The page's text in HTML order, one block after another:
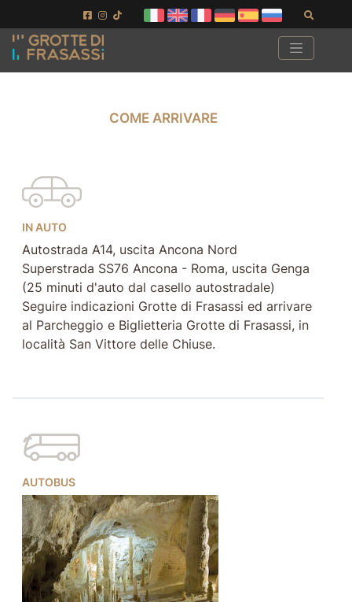
Vai ai contenuti della pagina
Vai al pié di pagina
COME ARRIVARE
IN AUTO
Autostrada A14, uscita Ancona Nord
Superstrada SS76 Ancona - Roma, uscita Genga
(25 minuti d'auto dal casello autostradale)
Seguire indicazioni Grotte di Frasassi ed arrivare
al Parcheggio e Biglietteria Grotte di Frasassi, in
località San Vittore delle Chiuse.
AUTOBUS